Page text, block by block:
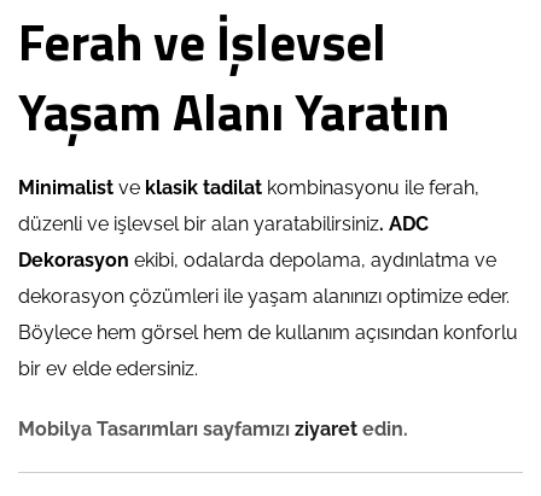
Ferah ve İşlevsel
Yaşam Alanı Yaratın
Minimalist ve klasik tadilat kombinasyonu ile ferah,
düzenli ve işlevsel bir alan yaratabilirsiniz. ADC
Dekorasyon ekibi, odalarda depolama, aydınlatma ve
dekorasyon çözümleri ile yaşam alanınızı optimize eder.
Böylece hem görsel hem de kullanım açısından konforlu
bir ev elde edersiniz.
Mobilya Tasarımları sayfamızı ziyaret edin.